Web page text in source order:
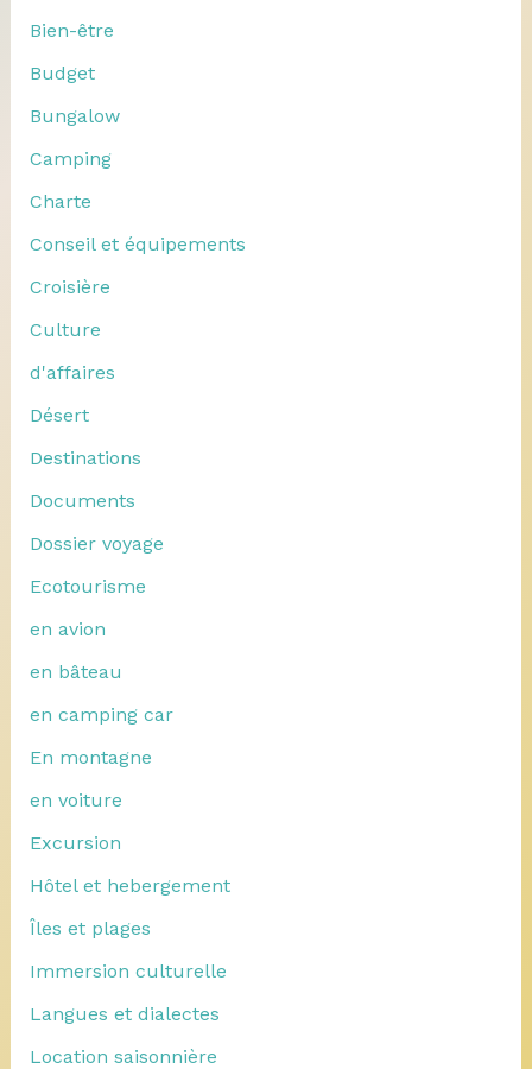
Bien-être
Budget
Bungalow
Camping
Charte
Conseil et équipements
Croisière
Culture
d'affaires
Désert
Destinations
Documents
Dossier voyage
Ecotourisme
en avion
en bâteau
en camping car
En montagne
en voiture
Excursion
Hôtel et hebergement
Îles et plages
Immersion culturelle
Langues et dialectes
Location saisonnière